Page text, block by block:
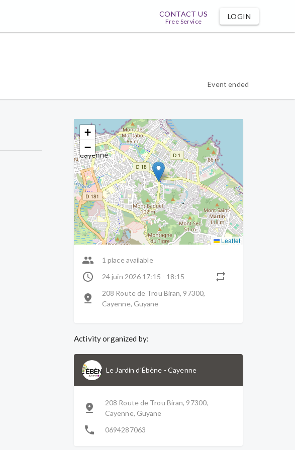
CONTACT US
Free Service
LOGIN
Event ended
+
−
Leaflet
1 place available
24 juin 2026 17:15 - 18:15
208 Route de Trou Biran, 97300,
Cayenne, Guyane
Activity organized by:
Le Jardin d'Ébène -Cayenne
208 Route de Trou Biran, 97300,
Cayenne, Guyane
0694287063